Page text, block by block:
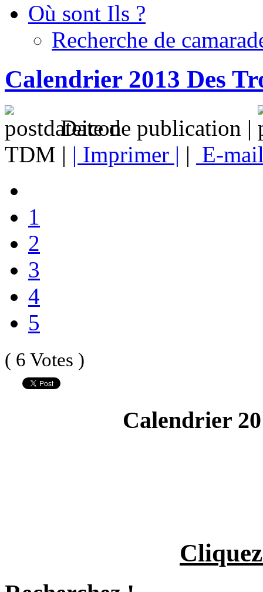
Où sont Ils ?
Recherche de
Calendrier 2013 Des
Date de publication |
TDM | | Imprimer | | E-
1
2
3
4
5
( 6 Votes )
Calendrier